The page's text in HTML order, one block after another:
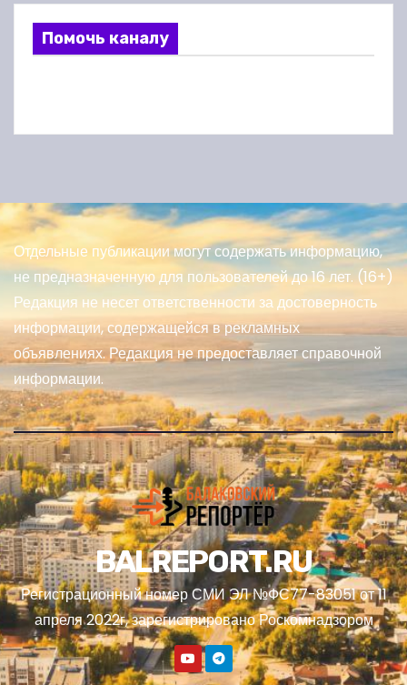
Помочь каналу
Отдельные публикации могут содержать информацию,
не предназначенную для пользователей до 16 лет. (16+)
Редакция не несет ответственности за достоверность
информации, содержащейся в рекламных
объявлениях. Редакция не предоставляет справочной
информации.
BALREPORT.RU
Регистрационный номер СМИ ЭЛ №ФС77-83051 от 11
апреля 2022г, зарегистрировано Роскомнадзором